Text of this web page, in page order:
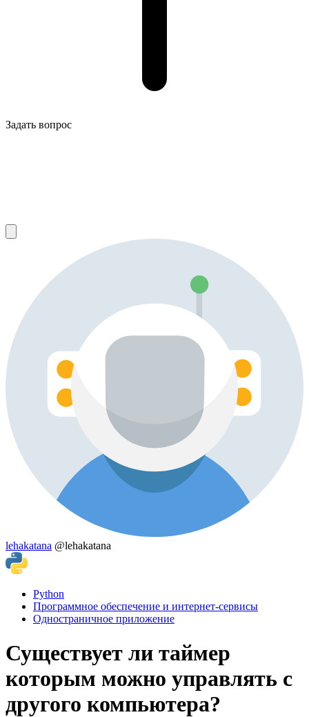
Задать вопрос
lehakatana @lehakatana
Python
Программное обеспечение и интернет-сервисы
Одностраничное приложение
Существует ли таймер
которым можно управлять с
другого компьютера?